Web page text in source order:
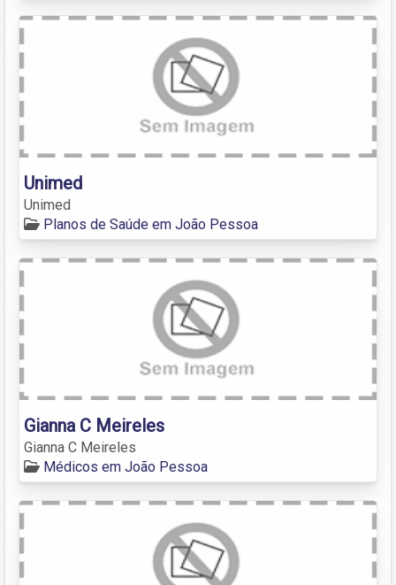
Unimed
Unimed
Planos de Saúde em João Pessoa
Gianna C Meireles
Gianna C Meireles
Médicos em João Pessoa